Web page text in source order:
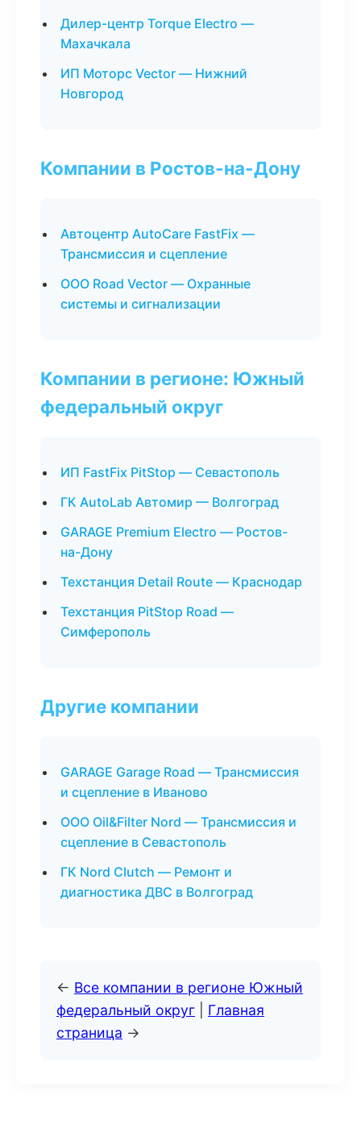
Дилер-центр Torque Electro —
Махачкала
ИП Моторс Vector — Нижний
Новгород
Компании в Ростов-на-Дону
Автоцентр AutoCare FastFix —
Трансмиссия и сцепление
ООО Road Vector — Охранные
системы и сигнализации
Компании в регионе: Южный
федеральный округ
ИП FastFix PitStop — Севастополь
ГК AutoLab Автомир — Волгоград
GARAGE Premium Electro — Ростов-
на-Дону
Техстанция Detail Route — Краснодар
Техстанция PitStop Road —
Симферополь
Другие компании
GARAGE Garage Road — Трансмиссия
и сцепление в Иваново
ООО Oil&Filter Nord — Трансмиссия и
сцепление в Севастополь
ГК Nord Clutch — Ремонт и
диагностика ДВС в Волгоград
← Все компании в регионе Южный
федеральный округ
Главная
страница →